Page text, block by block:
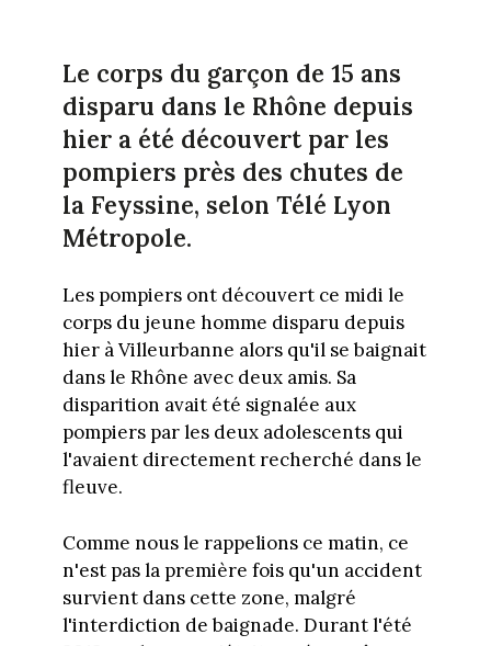
Le corps du garçon de 15 ans
disparu dans le Rhône depuis
hier a été découvert par les
pompiers près des chutes de
la Feyssine, selon Télé Lyon
Métropole.
Les pompiers ont découvert ce midi le
corps du jeune homme disparu depuis
hier à Villeurbanne alors qu'il se baignait
dans le Rhône avec deux amis. Sa
disparition avait été signalée aux
pompiers par les deux adolescents qui
l'avaient directement recherché dans le
fleuve.
Comme nous le rappelions ce matin, ce
n'est pas la première fois qu'un accident
survient dans cette zone, malgré
l'interdiction de baignade. Durant l'été